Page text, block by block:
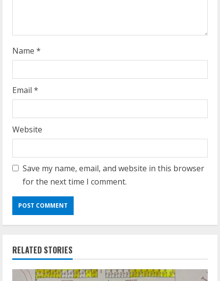
Name *
Email *
Website
Save my name, email, and website in this browser
for the next time I comment.
RELATED STORIES